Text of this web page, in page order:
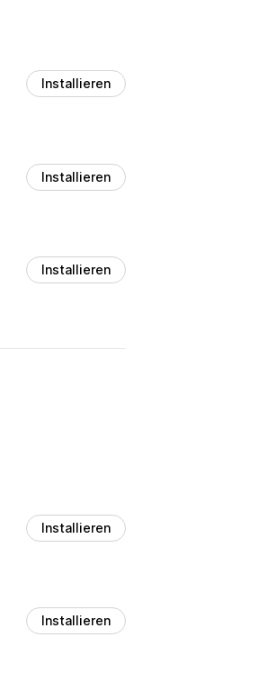
Installieren
Installieren
Installieren
Installieren
Installieren